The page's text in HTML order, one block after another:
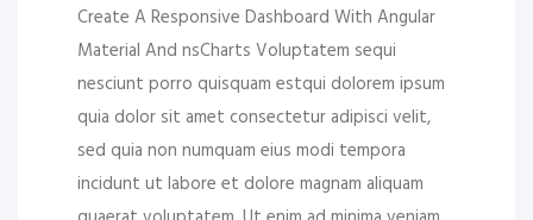
Create A Responsive Dashboard With Angular
Material And nsCharts Voluptatem sequi
nesciunt porro quisquam estqui dolorem ipsum
quia dolor sit amet consectetur adipisci velit,
sed quia non numquam eius modi tempora
incidunt ut labore et dolore magnam aliquam